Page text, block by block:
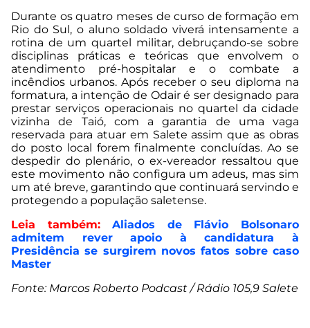
Durante os quatro meses de curso de formação em
Rio do Sul, o aluno soldado viverá intensamente a
rotina de um quartel militar, debruçando-se sobre
disciplinas práticas e teóricas que envolvem o
atendimento pré-hospitalar e o combate a
incêndios urbanos. Após receber o seu diploma na
formatura, a intenção de Odair é ser designado para
prestar serviços operacionais no quartel da cidade
vizinha de Taió, com a garantia de uma vaga
reservada para atuar em Salete assim que as obras
do posto local forem finalmente concluídas. Ao se
despedir do plenário, o ex-vereador ressaltou que
este movimento não configura um adeus, mas sim
um até breve, garantindo que continuará servindo e
protegendo a população saletense.
Leia também:
Aliados de Flávio Bolsonaro
admitem rever apoio à candidatura à
Presidência se surgirem novos fatos sobre caso
Master
Fonte: Marcos Roberto Podcast / Rádio 105,9 Salete